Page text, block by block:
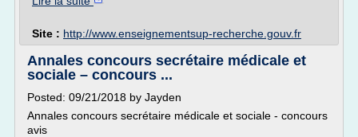
Site : http://www.enseignementsup-recherche.gouv.fr
Annales concours secrétaire médicale et
sociale – concours ...
Posted: 09/21/2018 by Jayden
Annales concours secrétaire médicale et sociale - concours
avis